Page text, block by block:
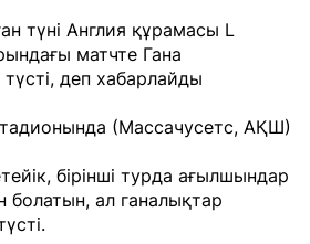
түні Англия құрамасы L
матчте Гана
деп хабарлайды
(Массачусетс, АҚШ)
бірінші турда ағылшындар
болатын, ал ганалықтар